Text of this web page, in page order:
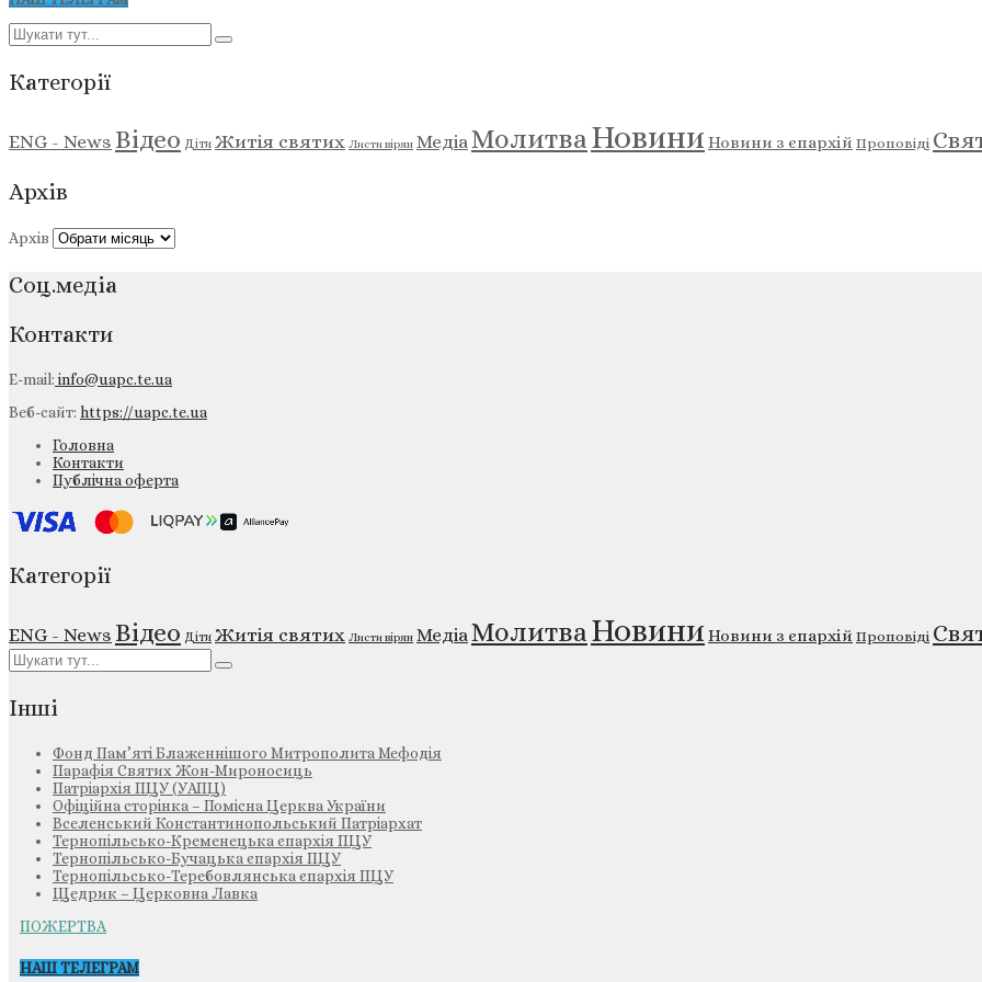
Категорії
ENG - News Відео Діти Житія святих Листи вірян МедіаМолитваНовини Новини з єпархій Проповіді
Архів
Архів
Соц.медіа
Контакти
E-mail:info@uapc.te.ua
Веб-сайт: https://uapc.te.ua
Головна
Контакти
Публічна оферта
Категорії
ENG - News Відео Діти Житія святих Листи вірян МедіаМолитваНовиниНовини з єпархій Проповіді
Інші
Фонд Пам’яті Блаженнішого Митрополита Мефодія
Парафія Святих Жон-Мироносиць
Патріархія ПЦУ (УАПЦ)
Офіційна сторінка – Помісна Церква України
Вселенський Константинопольський Патріархат
Тернопільсько-Кременецька єпархія ПЦУ
Тернопільсько-Бучацька єпархія ПЦУ
Тернопільсько-Теребовлянська єпархія ПЦУ
Щедрик – Церковна Лавка
ПОЖЕРТВА
НАШ ТЕЛЕГРАМ